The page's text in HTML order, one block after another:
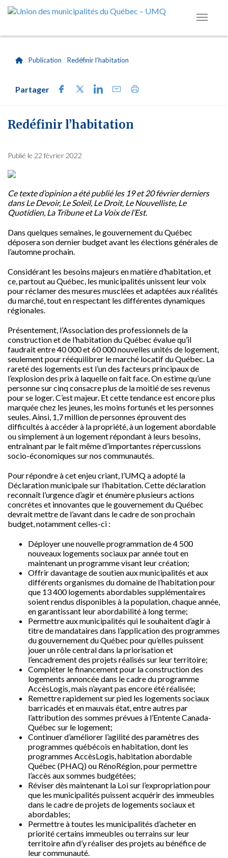
Publication Redéfinir l’habitation
Partager
Redéfinir l’habitation
Publié le 22 février 2022
Ce texte d’opinion a été publié les 19 et 20 février derniers
dans Le Devoir, Le Soleil, Le Droit, Le Nouvelliste, Le
Quotidien, La Tribune et La Voix de l’Est.
Dans quelques semaines, le gouvernement du Québec
déposera son dernier budget avant les élections générales de
l’automne prochain.
Considérant les besoins majeurs en matière d’habitation, et
ce, partout au Québec, les municipalités unissent leur voix
pour réclamer des mesures musclées et adaptées aux réalités
du marché, tout en respectant les différentes dynamiques
régionales.
Présentement, l’Association des professionnels de la
construction et de l’habitation du Québec évalue qu’il
faudrait entre 40 000 et 60 000 nouvelles unités de logement,
seulement pour rééquilibrer le marché locatif du Québec. La
rareté des logements est l’un des facteurs principaux de
l’explosion des prix à laquelle on fait face. On estime qu’une
personne sur cinq consacre plus de la moitié de ses revenus
pour se loger. C’est majeur. Et cette tendance est encore plus
marquée chez les jeunes, les moins fortunés et les personnes
seules. Ainsi, 1,7 million de personnes éprouvent des
difficultés à accéder à la propriété, à un logement abordable
ou simplement à un logement répondant à leurs besoins,
entraînant par le fait même d’importantes répercussions
socio-économiques sur nos communautés.
Pour répondre à cet enjeu criant, l’UMQ a adopté la
Déclaration municipale sur l’habitation. Cette déclaration
reconnaît l’urgence d’agir et énumère plusieurs actions
concrètes et innovantes que le gouvernement du Québec
devrait mettre de l’avant dans le cadre de son prochain
budget, notamment celles-ci :
Déployer une nouvelle programmation de 4 500
nouveaux logements sociaux par année tout en
maintenant un programme visant leur création;
Offrir davantage de soutien aux municipalités et aux
différents organismes du domaine de l’habitation pour
que 13 400 logements abordables supplémentaires
soient rendus disponibles à la population, chaque année,
en garantissant leur abordabilité à long terme;
Permettre aux municipalités qui le souhaitent d’agir à
titre de mandataires dans l’application des programmes
du gouvernement du Québec pour qu’elles puissent
jouer un rôle central dans la priorisation et
l’encadrement des projets réalisés sur leur territoire;
Compléter le financement pour la construction des
logements annoncée dans le cadre du programme
AccèsLogis, mais n’ayant pas encore été réalisée;
Remettre rapidement sur pied les logements sociaux
barricadés et en mauvais état, entre autres par
l’attribution des sommes prévues à l’Entente Canada-
Québec sur le logement;
Continuer d’améliorer l’agilité des paramètres des
programmes québécois en habitation, dont les
programmes AccèsLogis, habitation abordable
Québec (PHAQ) ou RénoRégion, pour permettre
l’accès aux sommes budgétées;
Réviser dès maintenant la Loi sur l’expropriation pour
que les municipalités puissent acquérir des immeubles
dans le cadre de projets de logements sociaux et
abordables;
Permettre à toutes les municipalités d’acheter en
priorité certains immeubles ou terrains sur leur
territoire afin d’y réaliser des projets au bénéfice de
leur communauté.